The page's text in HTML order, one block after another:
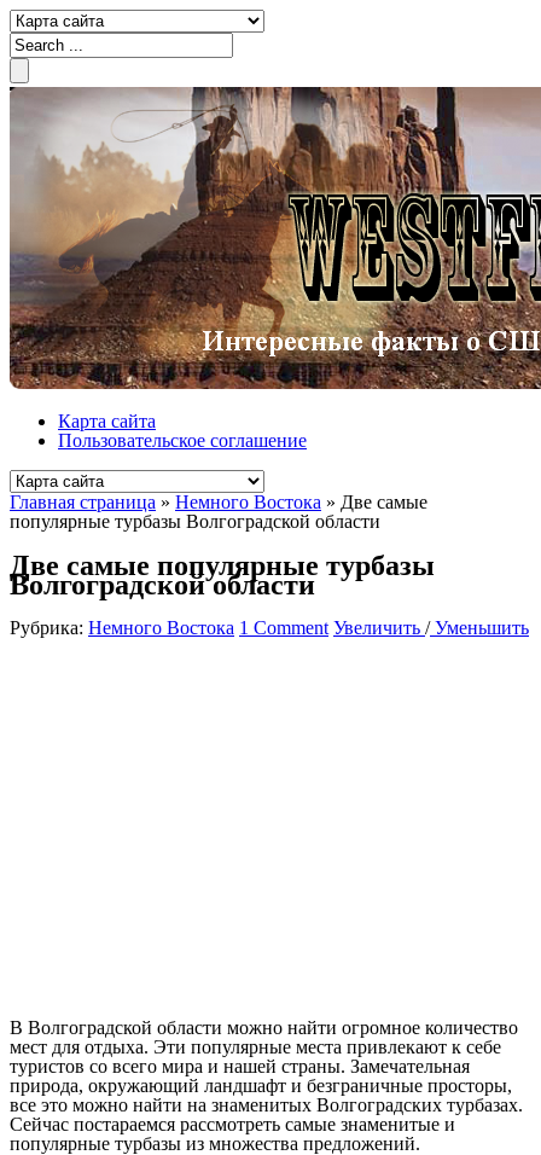
Карта сайта
Пользовательское соглашение
Главная страница » Немного Востока » Две самые
популярные турбазы Волгоградской области
Две самые популярные турбазы
Волгоградской области
Рубрика: Немного Востока 1 Comment Увеличить /Уменьшить
В Волгоградской области можно найти огромное количество
мест для отдыха. Эти популярные места привлекают к себе
туристов со всего мира и нашей страны. Замечательная
природа, окружающий ландшафт и безграничные просторы,
все это можно найти на знаменитых Волгоградских турбазах.
Сейчас постараемся рассмотреть самые знаменитые и
популярные турбазы из множества предложений.